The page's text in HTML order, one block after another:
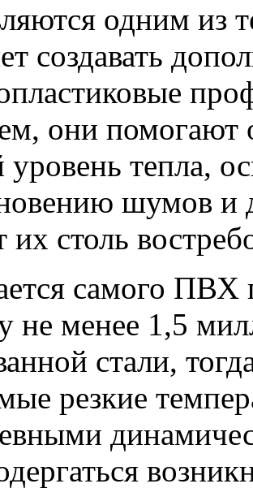
одним из
создавать
они помогают
тепла,
шумов и
их столь
самого
не менее 1,5
стали,
резкие